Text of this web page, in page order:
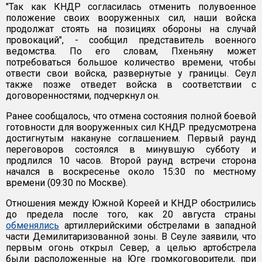
"Так как КНДР согласилась отменить полувоенное
положение своих вооруженных сил, наши войска
продолжат стоять на позициях обороны на случай
провокаций", - сообщил представитель военного
ведомства. По его словам, Пхеньяну может
потребоваться большое количество времени, чтобы
отвести свои войска, развернутые у границы. Сеул
также позже отведет войска в соответствии с
договоренностями, подчеркнул он.
Ранее сообщалось, что отмена состояния полной боевой
готовности для вооруженных сил КНДР предусмотрена
достигнутым накануне соглашением. Первый раунд
переговоров состоялся в минувшую субботу и
продлился 10 часов. Второй раунд встречи сторона
начался в воскресенье около 15:30 по местному
времени (09:30 по Москве).
Отношения между Южной Кореей и КНДР обострились
до предела после того, как 20 августа страны
обменялись артиллерийскими обстрелами в западной
части Демилитаризованной зоны. В Сеуле заявили, что
первым огонь открыл Север, а целью артобстрела
были расположенные на Юге громкоговорители, при